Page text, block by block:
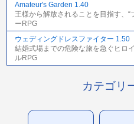
Amateur's Garden 1.40
王様から解放されることを目指す、
ーRPG
ウェディングドレスファイター 1.50
結婚式場までの危険な旅を急ぐヒロ
ルRPG
カテゴリ